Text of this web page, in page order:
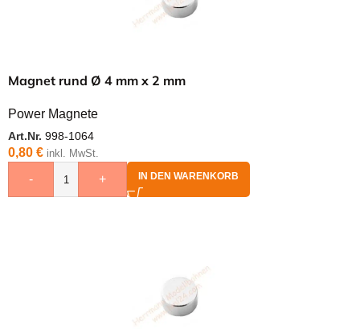
Magnet rund Ø 4 mm x 2 mm
Power Magnete
Art.Nr. 998-1064
0,80 € inkl. MwSt.
- + IN DEN WARENKORB